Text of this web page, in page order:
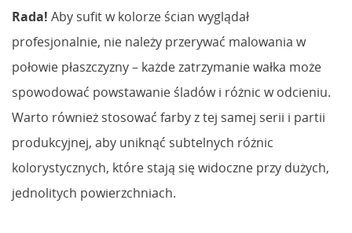
Rada! Aby sufit w kolorze ścian wyglądał
profesjonalnie, nie należy przerywać malowania w
połowie płaszczyzny – każde zatrzymanie wałka może
spowodować powstawanie śladów i różnic w odcieniu.
Warto również stosować farby z tej samej serii i partii
produkcyjnej, aby uniknąć subtelnych różnic
kolorystycznych, które stają się widoczne przy dużych,
jednolitych powierzchniach.